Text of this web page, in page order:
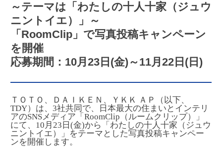
～テーマは「わたしの十人十家（ジュウ
ニントイエ）」～
「RoomClip」で写真投稿キャンペーン
を開催
応募期間：10月23日(金)～11月22日(日)
ＴＯＴＯ、ＤＡＩＫＥＮ、ＹＫＫ ＡＰ（以下、
TDY）は、3社共同で、日本最大の住まいとインテリ
アのSNSメディア「RoomClip（ルームクリップ）」
にて、10月23日(金)から「わたしの十人十家（ジュウ
ニントイエ）」をテーマとした写真投稿キャンペー
ンを開催します。